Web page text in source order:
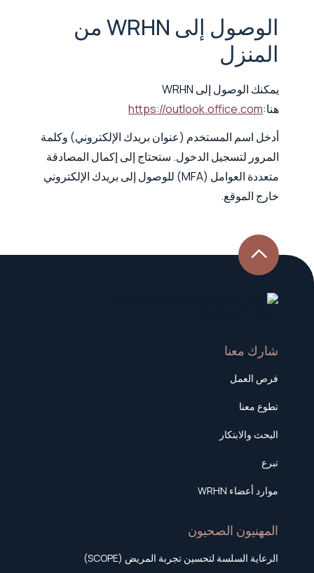
الوصول إلى WRHN من
المنزل
يمكنك الوصول إلى WRHN
هنا:https://outlook.office.com
أدخل اسم المستخدم (عنوان بريدك الإلكتروني) وكلمة
المرور لتسجيل الدخول. ستحتاج إلى إكمال المصادقة
متعددة العوامل (MFA) للوصول إلى بريدك الإلكتروني
خارج الموقع.
شارك معنا
فرص العمل
تطوع معنا
البحث والابتكار
تبرع
موارد أعضاء WRHN
المهنيون الصحيون
الرعاية السلسة لتحسين تجربة المريض (SCOPE)